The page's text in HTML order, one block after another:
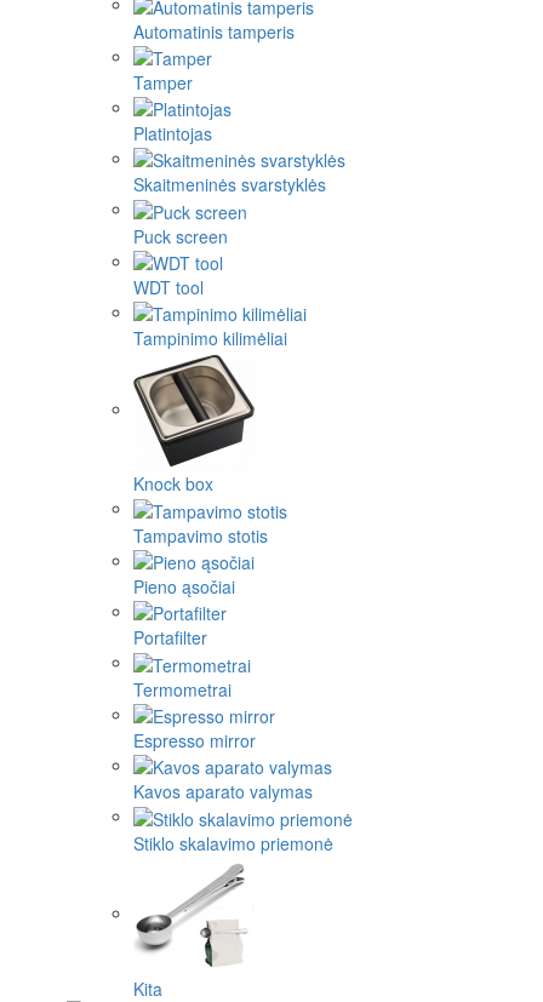
Automatinis tamperis
Tamper
Platintojas
Skaitmeninės svarstyklės
Puck screen
WDT tool
Tampinimo kilimėliai
Knock box
Tampavimo stotis
Pieno ąsočiai
Portafilter
Termometrai
Espresso mirror
Kavos aparato valymas
Stiklo skalavimo priemonė
Kita